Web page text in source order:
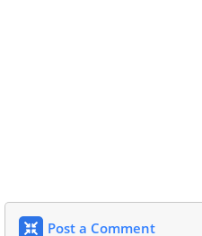
Post a Comment